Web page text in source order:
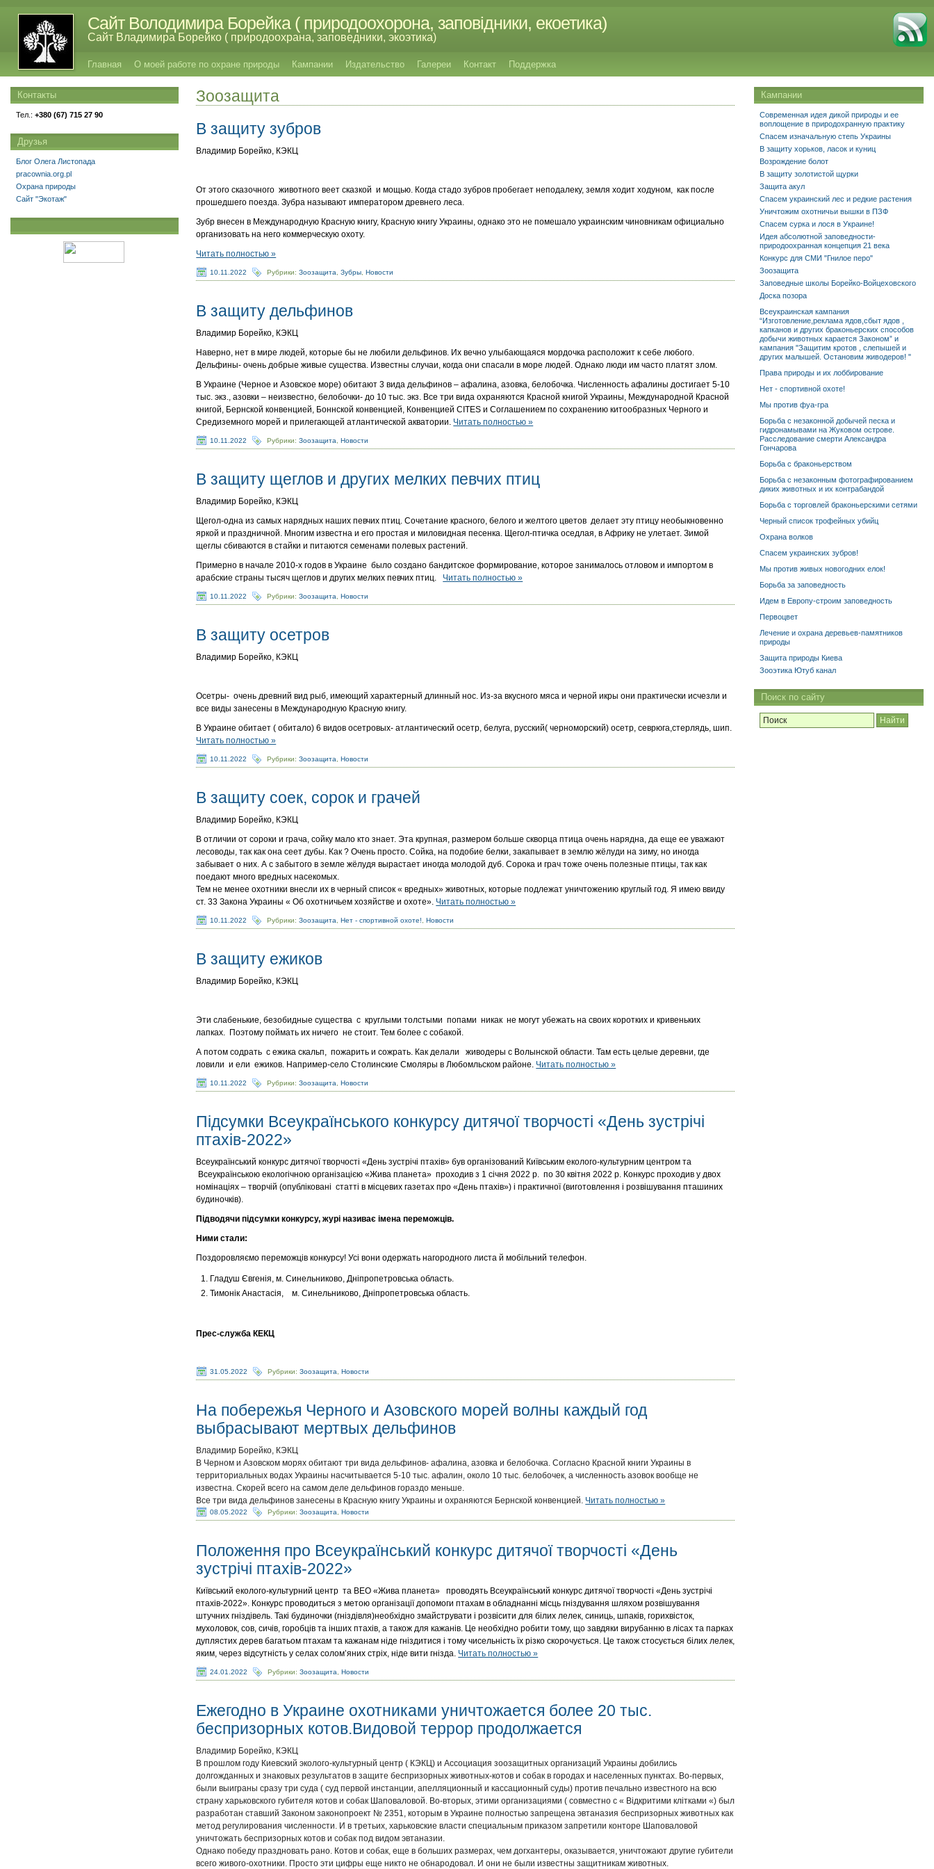
Сайт Володимира Борейка ( природоохорона, заповідники, екоетика)
Сайт Владимира Борейко ( природоохрана, заповедники, экоэтика)
Главная О моей работе по охране природы Кампании Издательство Галереи Контакт Поддержка
Зоозащита
В защиту зубров
Владимир Борейко, КЭКЦ
От этого сказочного животного веет сказкой и мощью. Когда стадо зубров пробегает неподалеку, земля ходит ходуном, как после
прошедшего поезда. Зубра называют императором древнего леса.
Зубр внесен в Международную Красную книгу, Красную книгу Украины, однако это не помешало украинским чиновникам официально
организовать на него коммерческую охоту.
Читать полностью »
10.11.2022 Рубрики:Зоозащита ,Зубры ,Новости
В защиту дельфинов
Владимир Борейко, КЭКЦ
Наверно, нет в мире людей, которые бы не любили дельфинов. Их вечно улыбающаяся мордочка расположит к себе любого.
Дельфины- очень добрые живые существа. Известны случаи, когда они спасали в море людей. Однако люди им часто платят злом.
В Украине (Черное и Азовское море) обитают 3 вида дельфинов – афалина, азовка, белобочка. Численность афалины достигает 5-10
тыс. экз., азовки – неизвестно, белобочки- до 10 тыс. экз. Все три вида охраняются Красной книгой Украины, Международной Красной
книгой, Бернской конвенцией, Боннской конвенцией, Конвенцией CITES и Соглашением по сохранению китообразных Черного и
Средиземного морей и прилегающей атлантической акватории. Читать полностью »
10.11.2022 Рубрики:Зоозащита ,Новости
В защиту щеглов и других мелких певчих птиц
Владимир Борейко, КЭКЦ
Щегол-одна из самых нарядных наших певчих птиц. Сочетание красного, белого и желтого цветов делает эту птицу необыкновенно
яркой и праздничной. Многим известна и его простая и миловидная песенка. Щегол-птичка оседлая, в Африку не улетает. Зимой
щеглы сбиваются в стайки и питаются семенами полевых растений.
Примерно в начале 2010-х годов в Украине было создано бандитское формирование, которое занималось отловом и импортом в
арабские страны тысяч щеглов и других мелких певчих птиц. Читать полностью »
10.11.2022 Рубрики:Зоозащита ,Новости
В защиту осетров
Владимир Борейко, КЭКЦ
Осетры- очень древний вид рыб, имеющий характерный длинный нос. Из-за вкусного мяса и черной икры они практически исчезли и
все виды занесены в Международную Красную книгу.
В Украине обитает ( обитало) 6 видов осетровых- атлантический осетр, белуга, русский( черноморский) осетр, севрюга,стерлядь, шип.
Читать полностью »
10.11.2022 Рубрики:Зоозащита ,Новости
В защиту соек, сорок и грачей
Владимир Борейко, КЭКЦ
В отличии от сороки и грача, сойку мало кто знает. Эта крупная, размером больше скворца птица очень нарядна, да еще ее уважают
лесоводы, так как она сеет дубы. Как ? Очень просто. Сойка, на подобие белки, закапывает в землю жёлуди на зиму, но иногда
забывает о них. А с забытого в земле жёлудя вырастает иногда молодой дуб. Сорока и грач тоже очень полезные птицы, так как
поедают много вредных насекомых.
Тем не менее охотники внесли их в черный список « вредных» животных, которые подлежат уничтожению круглый год. Я имею ввиду
ст. 33 Закона Украины « Об охотничьем хозяйстве и охоте». Читать полностью »
10.11.2022 Рубрики:Зоозащита ,Нет - спортивной охоте! ,Новости
В защиту ежиков
Владимир Борейко, КЭКЦ
Эти слабенькие, безобидные существа с круглыми толстыми попами никак не могут убежать на своих коротких и кривеньких
лапках. Поэтому поймать их ничего не стоит. Тем более с собакой.
А потом содрать с ежика скальп, пожарить и сожрать. Как делали живодеры с Волынской области. Там есть целые деревни, где
ловили и ели ежиков. Например-село Столинские Смоляры в Любомльском районе. Читать полностью »
10.11.2022 Рубрики:Зоозащита ,Новости
Підсумки Всеукраїнського конкурсу дитячої творчості «День зустрічі
птахів-2022»
Всеукраїнський конкурс дитячої творчості «День зустрічі птахів» був організований Київським еколого-культурним центром та
Всеукраїнською екологічною організацією «Жива планета» проходив з 1 січня 2022 р. по 30 квітня 2022 р. Конкурс проходив у двох
номінаціях – творчій (опубліковані статті в місцевих газетах про «День птахів») і практичної (виготовлення і розвішування пташиних
будиночків).
Підводячи підсумки конкурсу, журі називає імена переможців.
Ними стали:
Поздоровляємо переможців конкурсу! Усі вони одержать нагородного листа й мобільний телефон.
Гладуш Євгенія, м. Синельниково, Дніпропетровська область.
Тимонік Анастасія, м. Синельниково, Дніпропетровська область.
Прес-служба КЕКЦ
31.05.2022 Рубрики:Зоозащита ,Новости
На побережья Черного и Азовского морей волны каждый год
выбрасывают мертвых дельфинов
Владимир Борейко, КЭКЦ
В Черном и Азовском морях обитают три вида дельфинов- афалина, азовка и белобочка. Согласно Красной книги Украины в
территориальных водах Украины насчитывается 5-10 тыс. афалин, около 10 тыс. белобочек, а численность азовок вообще не
известна. Скорей всего на самом деле дельфинов гораздо меньше.
Все три вида дельфинов занесены в Красную книгу Украины и охраняются Бернской конвенцией. Читать полностью »
08.05.2022 Рубрики:Зоозащита ,Новости
Положення про Всеукраїнський конкурс дитячої творчості «День
зустрічі птахів-2022»
Київський еколого-культурний центр та ВЕО «Жива планета» проводять Всеукраїнський конкурс дитячої творчості «День зустрічі
птахів-2022». Конкурс проводиться з метою організації допомоги птахам в обладнанні місць гніздування шляхом розвішування
штучних гніздівель. Такі будиночки (гніздівля)необхідно змайструвати і розвісити для білих лелек, синиць, шпаків, горихвісток,
мухоловок, сов, сичів, горобців та інших птахів, а також для кажанів. Це необхідно робити тому, що завдяки вирубанню в лісах та парках
дуплястих дерев багатьом птахам та кажанам ніде гніздитися і тому чисельність їх різко скорочується. Це також стосується білих лелек,
яким, через відсутність у селах солом’яних стріх, ніде вити гнізда. Читать полностью »
24.01.2022 Рубрики:Зоозащита ,Новости
Ежегодно в Украине охотниками уничтожается более 20 тыс.
беспризорных котов.Видовой террор продолжается
Владимир Борейко, КЭКЦ
В прошлом году Киевский эколого-культурный центр ( КЭКЦ) и Ассоциация зоозащитных организаций Украины добились
долгожданных и знаковых результатов в защите беспризорных животных-котов и собак в городах и населенных пунктах. Во-первых,
были выиграны сразу три суда ( суд первой инстанции, апелляционный и кассационный суды) против печально известного на всю
страну харьковского губителя котов и собак Шаповаловой. Во-вторых, этими организациями ( совместно с « Відкритими клітками «) был
разработан ставший Законом законопроект № 2351, которым в Украине полностью запрещена эвтаназия беспризорных животных как
метод регулирования численности. И в третьих, харьковские власти специальным приказом запретили конторе Шаповаловой
уничтожать беспризорных котов и собак под видом эвтаназии.
Однако победу праздновать рано. Котов и собак, еще в больших размерах, чем догхантеры, оказывается, уничтожают другие губители
всего живого-охотники. Просто эти цифры еще никто не обнародовал. И они не были известны защитникам животных.
Кампании
Современная идея дикой природы и ее
воплощение в природохранную практику
Спасем изначальную степь Украины
В защиту хорьков, ласок и куниц
Возрождение болот
В защиту золотистой щурки
Защита акул
Спасем украинский лес и редкие растения
Уничтожим охотничьи вышки в ПЗФ
Спасем сурка и лося в Украине!
Идея абсолютной заповедности-
природоохранная концепция 21 века
Конкурс для СМИ "Гнилое перо"
Зоозащита
Заповедные школы Борейко-Войцеховского
Доска позора
Всеукраинская кампания
“Изготовление,реклама ядов,сбыт ядов ,
капканов и других браконьерских способов
добычи животных карается Законом” и
кампания "Защитим кротов , слепышей и
других малышей. Остановим живодеров! "
Права природы и их лоббирование
Нет - спортивной охоте!
Мы против фуа-гра
Борьба с незаконной добычей песка и
гидронамывами на Жуковом острове.
Расследование смерти Александра
Гончарова
Борьба с браконьерством
Борьба с незаконным фотографированием
диких животных и их контрабандой
Борьба с торговлей браконьерскими сетями
Черный список трофейных убийц
Охрана волков
Спасем украинских зубров!
Мы против живых новогодних елок!
Борьба за заповедность
Идем в Европу-строим заповедность
Первоцвет
Лечение и охрана деревьев-памятников
природы
Защита природы Киева
Зооэтика Ютуб канал
Поиск по сайту
Контакты
Тел.: +380 (67) 715 27 90
Друзья
Блог Олега Листопада
pracownia.org.pl
Охрана природы
Сайт "Экотаж"